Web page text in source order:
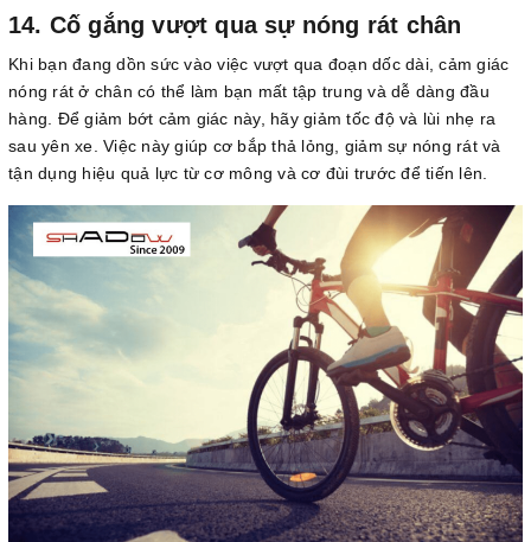
14. Cố gắng vượt qua sự nóng rát chân
Khi bạn đang dồn sức vào việc vượt qua đoạn dốc dài, cảm giác
nóng rát ở chân có thể làm bạn mất tập trung và dễ dàng đầu
hàng. Để giảm bớt cảm giác này, hãy giảm tốc độ và lùi nhẹ ra
sau yên xe. Việc này giúp cơ bắp thả lỏng, giảm sự nóng rát và
tận dụng hiệu quả lực từ cơ mông và cơ đùi trước để tiến lên.